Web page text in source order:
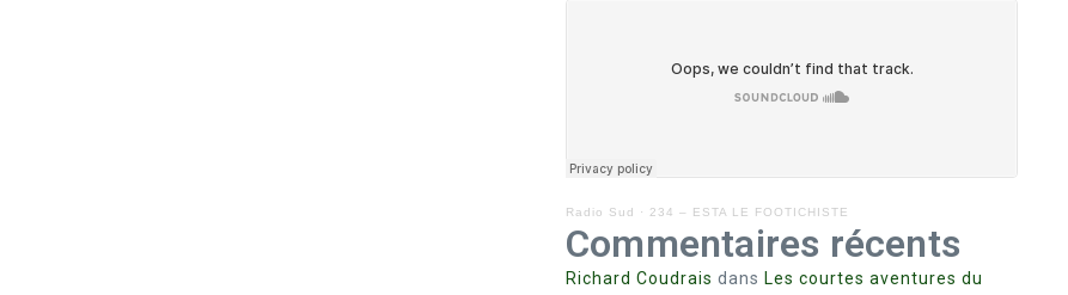
Radio Sud · 234 – ESTA LE FOOTICHISTE
Commentaires récents
Richard Coudrais dans Les courtes aventures du